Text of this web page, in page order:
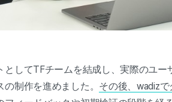
としてTFチームを結成し、実際のユ
制作を進めました。 その後、wadiz